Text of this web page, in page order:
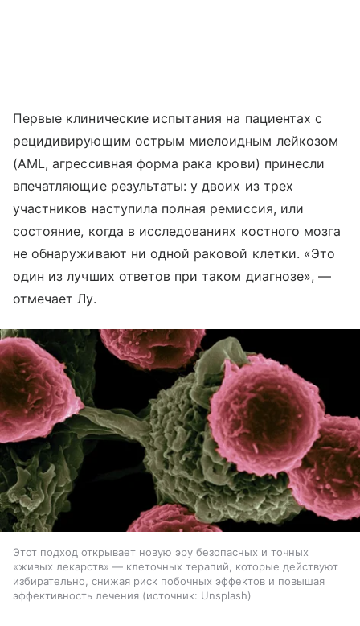
Первые клинические испытания на пациентах с
рецидивирующим острым миелоидным лейкозом
(AML, агрессивная форма рака крови) принесли
впечатляющие результаты: у двоих из трех
участников наступила полная ремиссия, или
состояние, когда в исследованиях костного мозга
не обнаруживают ни одной раковой клетки. «Это
один из лучших ответов при таком диагнозе», —
отмечает Лу.
Этот подход открывает новую эру безопасных и точных
«живых лекарств» — клеточных терапий, которые действуют
избирательно, снижая риск побочных эффектов и повышая
эффективность лечения
источник: Unsplash